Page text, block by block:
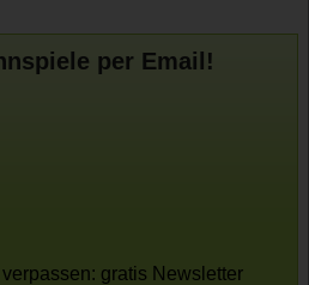
per Email!
gratis Newsletter